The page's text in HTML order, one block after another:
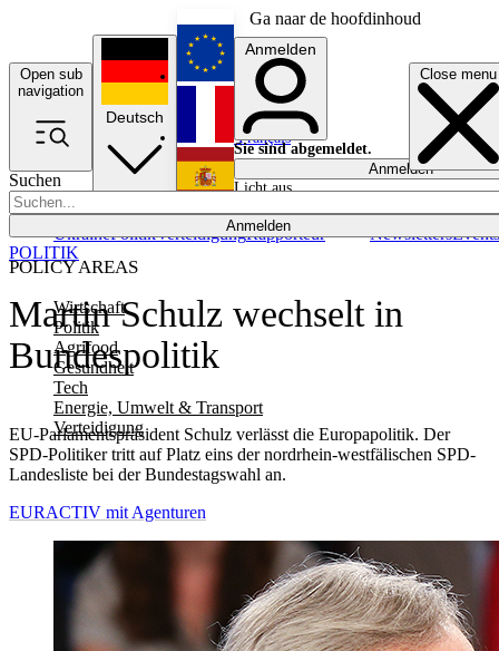
Ga naar de hoofdinhoud
Open sub
navigation
Close menu
Suchen
Anmelden
POLICY AREAS
Wirtschaft
Politik
Agrifood
Gesundheit
Tech
Energie, Umwelt & Transport
Verteidigung
UkrainePolitikVerteidigungRapporteur NewslettersEvents
Deutsch
English
Français
Anmelden
Sie sind abgemeldet.
Anmelden
Licht aus
Martin Schulz wechselt in
Bundespolitik
EU-Parlamentspräsident Schulz verlässt die Europapolitik. Der
SPD-Politiker tritt auf Platz eins der nordrhein-westfälischen SPD-
Landesliste bei der Bundestagswahl an.
POLITIK
EURACTIV mit Agenturen